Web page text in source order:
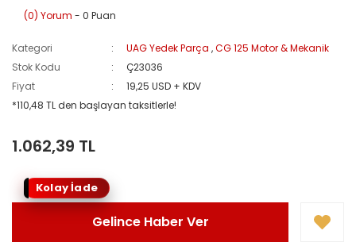
(0) Yorum - 0 Puan
Kategori UAG Yedek Parça ,CG 125 Motor & Mekanik
Stok Kodu
Ç23036
Fiyat
19,25 USD + KDV
*110,48 TL den başlayan taksitlerle!
1.062,39 TL
Kolay İade
Gelince Haber Ver